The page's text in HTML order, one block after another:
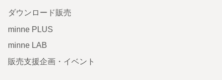
ダウンロード販売
minne PLUS
minne LAB
販売支援企画・イベント